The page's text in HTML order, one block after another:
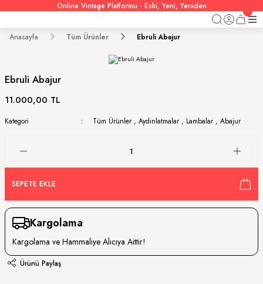
Online Vintage Platformu - Eski, Yeni, Yeniden
Anasayfa Tüm Ürünler Ebruli Abajur
Ebruli Abajur
11.000,00 TL
Kategori Tüm Ürünler , Aydınlatmalar , Lambalar , Abajur
SEPETE EKLE
Kargolama
Kargolama ve Hammaliye Alıcıya Aittir!
Ürünü Paylaş